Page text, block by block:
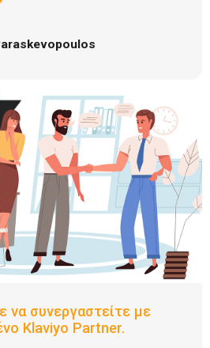
να συνεργαστείτε με
Klaviyo Partner.